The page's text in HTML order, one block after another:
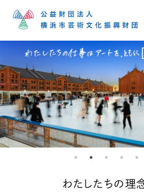
わたしたちの理